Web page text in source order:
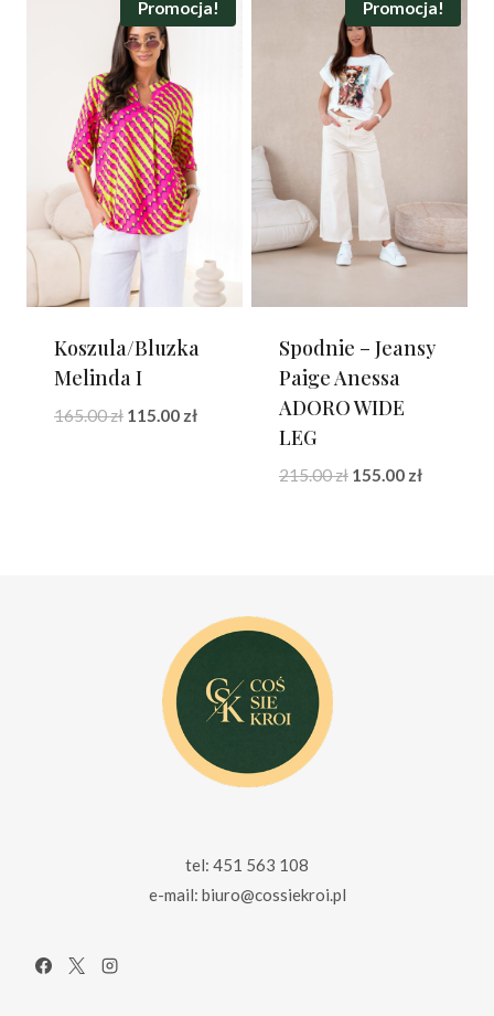
155.00 zł.99.00 zł.
230.00 zł.165.00 zł.
Promocja!
Koszula/Bluzka
Melinda I
165.00zł Pierwotna
115.00 złAktualna
Promocja!
Spodnie – Jeansy
Paige Anessa
ADORO WIDE
LEG
215.00zł Pierwotna
155.00 złAktualna
tel: 451 563 108
e-mail: biuro@cossiekroi.pl